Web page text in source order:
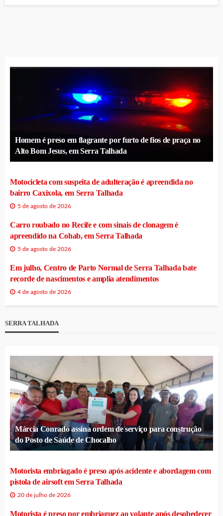
Homem é preso em flagrante por furto de fios de praça no
Alto Bom Jesus, em Serra Talhada
Motocicleta com suspeita de adulteração é apreendida no
bairro Caxixola, em Serra Talhada
5 de agosto de 2026
Carro roubado no Recife e com sinais de clonagem é
apreendido na Cohab, em Serra Talhada
5 de agosto de 2026
Em julho, Centro de Parto Normal de Serra Talhada bate
recorde de nascimentos e amplia atendimentos
4 de agosto de 2026
SERRA TALHADA
Márcia Conrado assina ordem de serviço para construção
do Posto de Saúde de Chocalho
Motorista embriagado é preso após acidente e abordagem com
pistola de airsoft em Serra Talhada
20 de julho de 2026
Motorista é preso por embriaguez ao volante após desobedecer